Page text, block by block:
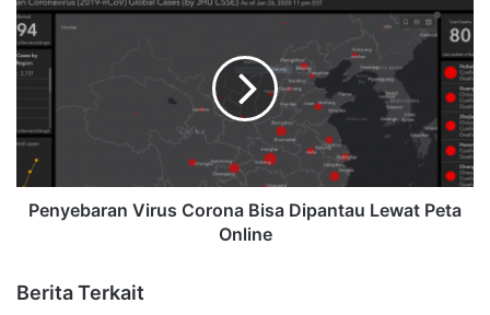
Penyebaran Virus Corona Bisa Dipantau Lewat Peta
Online
Berita Terkait